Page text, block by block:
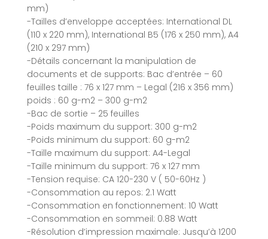
mm)
-Tailles d’enveloppe acceptées: International DL
(110 x 220 mm), International B5 (176 x 250 mm), A4
(210 x 297 mm)
-Détails concernant la manipulation de
documents et de supports: Bac d’entrée – 60
feuilles taille : 76 x 127 mm – Legal (216 x 356 mm)
poids : 60 g-m2 – 300 g-m2
-Bac de sortie – 25 feuilles
-Poids maximum du support: 300 g-m2
-Poids minimum du support: 60 g-m2
-Taille maximum du support: A4-Legal
-Taille minimum du support: 76 x 127 mm
-Tension requise: CA 120-230 V ( 50-60Hz )
-Consommation au repos: 2.1 Watt
-Consommation en fonctionnement: 10 Watt
-Consommation en sommeil: 0.88 Watt
-Résolution d’impression maximale: Jusqu’à 1200